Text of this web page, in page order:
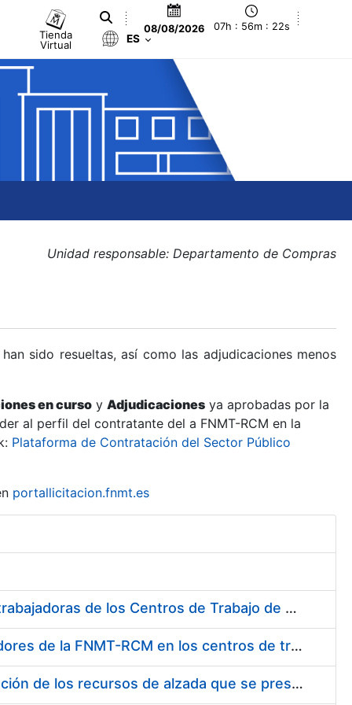
Tienda
Virtual
08/08/2026 07h : 56m : 23s
ES
Unidad responsable: Departamento de Compras
sido resueltas, así como las adjudicaciones menos
en curso y Adjudicaciones ya aprobadas por la
al perfil del contratante del a FNMT-RCM en la
Plataforma de Contratación del Sector Público
portallicitacion.fnmt.es
Suministro de Protectores Auditivos a medida para las personas trabajadoras de los Centros de Trabajo de Madrid y Burgos
Suministro de gafas graduadas antiproyecciones para los trabajadores de la FNMT-RCM en los centros de trabajo de Madrid y Burgos
Servicios de una empresa externa para el asesoramiento y resolución de los recursos de alzada que se presentan relacionados con procesos de selección para la FNMT-RCM